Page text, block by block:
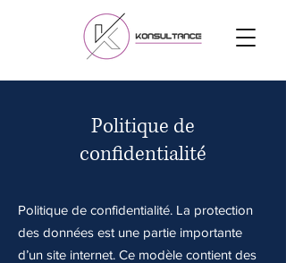
Politique de
confidentialité
Politique de confidentialité. La protection
des données est une partie importante
d’un site internet. Ce modèle contient des